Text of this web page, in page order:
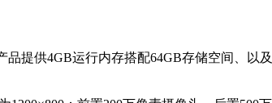
提供4GB运行内存搭配64GB存储空间、以